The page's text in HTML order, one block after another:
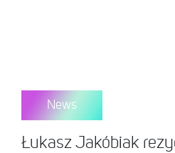
News
Łukasz Jakóbiak